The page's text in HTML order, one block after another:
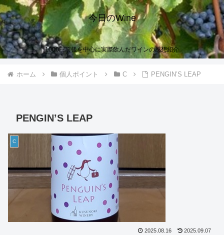
今日のWine
1000円前後を中心に実際飲んだワインの感想紹介
ホーム 個人ポイント C PENGIN’S LEAP
PENGIN’S LEAP
C
2025.08.16 2025.09.07